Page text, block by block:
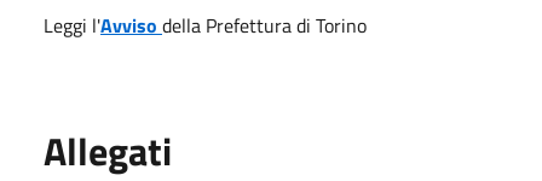
Leggi l'Avviso della Prefettura di Torino
Allegati